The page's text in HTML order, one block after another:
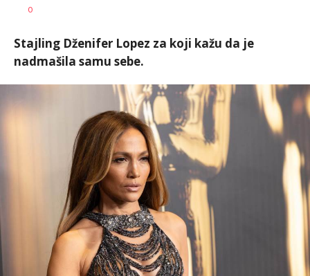
AUTOR
0
Stajling Dženifer Lopez za koji kažu da je
nadmašila samu sebe.